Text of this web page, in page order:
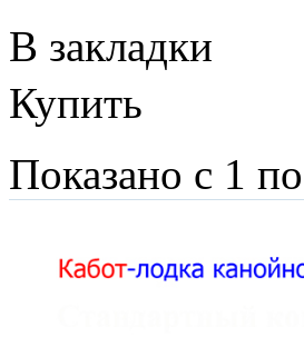
В закладки
Купить
Показано с 1